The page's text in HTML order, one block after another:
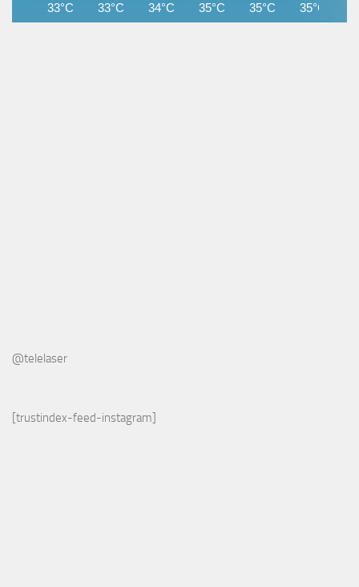
33°C 33°C 34°C 35°C 35°C 35°C
@telelaser
[trustindex-feed-instagram]